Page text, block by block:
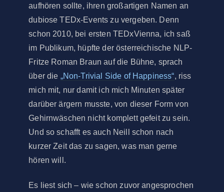
aufhören sollte, ihren großartigen Namen an
dubiose TEDx-Events zu vergeben. Denn
schon 2010, bei ersten TEDxVienna, ich saß
im Publikum, hüpfte der österreichische NLP-
Fritze Roman Braun auf die Bühne, sprach
über die „Non-Trivial Side of Happiness“, riss
mich mit, nur damit ich mich Minuten später
darüber ärgern musste, von dieser Form von
Gehirnwäschen nicht komplett gefeit zu sein.
Und so schafft es auch Neill schon nach
kurzer Zeit das zu sagen, was man gerne
hören will.
Es liest sich – wie schon zuvor angesprochen